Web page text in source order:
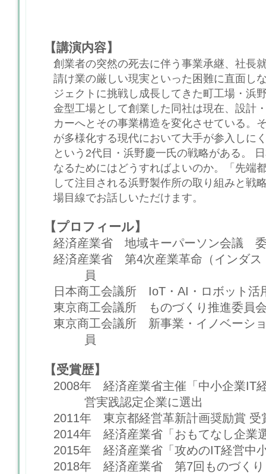
【講演内容】
創業者の突然の死去に伴う事業承継、社長
請け業の厳しい現実といった困難に直面し
ジェクトに挑戦し成長してきた町工場・浜
金型工場として創業した同社は現在、設計
カーへとその事業構造を変化させている。
が多様化する現代において大手が参入しに
という2代目・浜野慶一氏の戦略がある。
なるためにはどうすればよいのか。「先端
して注目される浜野製作所の取り組みと戦
場目線でお話しいただけます。
【プロフィール】
経済産業省 地域キーパーソン会議
経済産業省 第4次産業革命（インダス
員
日本商工会議所 IoT・AI・ロボット
東京商工会議所 ものづくり推進委員
東京商工会議所 新事業・イノベーシ
員
【受賞歴】
2008年 経済産業省主催「中小企業IT
営実践認定企業に選出
2011年 東京都経営革新計画奨励賞 受
2014年 経済産業省「おもてなし企業
2015年 経済産業省「攻めのIT経営中
2018年 経済産業省 第7回ものづく